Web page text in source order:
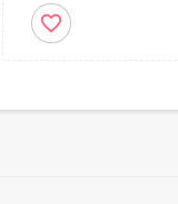
favorite_border